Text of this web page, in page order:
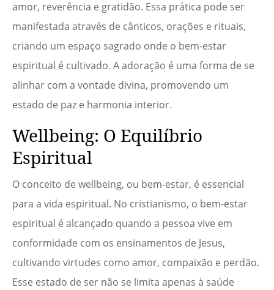
amor, reverência e gratidão. Essa prática pode ser
manifestada através de cânticos, orações e rituais,
criando um espaço sagrado onde o bem-estar
espiritual é cultivado. A adoração é uma forma de se
alinhar com a vontade divina, promovendo um
estado de paz e harmonia interior.
Wellbeing: O Equilíbrio
Espiritual
O conceito de wellbeing, ou bem-estar, é essencial
para a vida espiritual. No cristianismo, o bem-estar
espiritual é alcançado quando a pessoa vive em
conformidade com os ensinamentos de Jesus,
cultivando virtudes como amor, compaixão e perdão.
Esse estado de ser não se limita apenas à saúde